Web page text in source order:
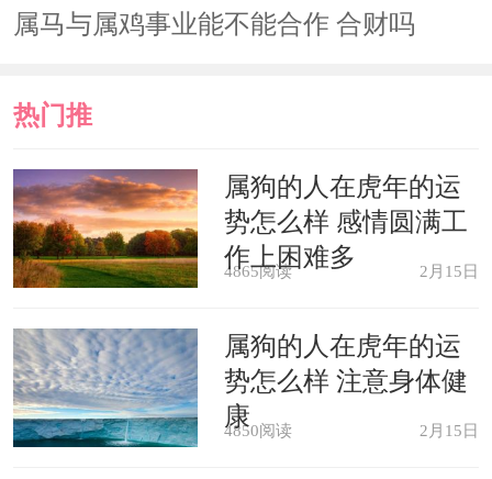
蛇女
属马与属鸡事业能不能合作 合财吗
热门推
荐
属狗的人在虎年的运
势怎么样 感情圆满工
作上困难多
4865阅读 2月15日
属狗的人在虎年的运
势怎么样 注意身体健
康
4850阅读 2月15日